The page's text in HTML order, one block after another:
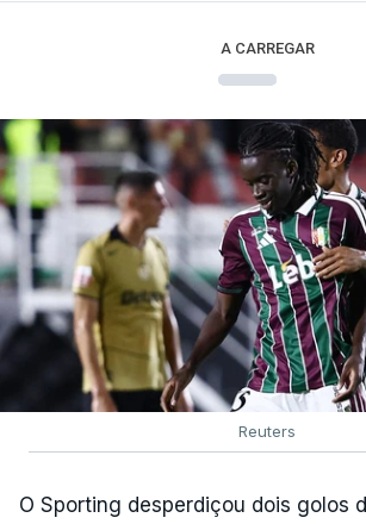
A CARREGAR
Reuters
O Sporting desperdiçou dois golos